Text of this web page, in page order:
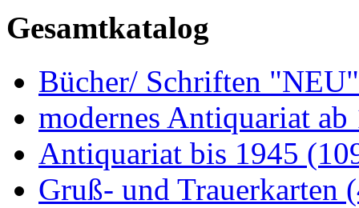
Gesamtkatalog
Bücher/ Schriften
modernes Antiquariat
Antiquariat bis 1945
Gruß- und Trauerkarten